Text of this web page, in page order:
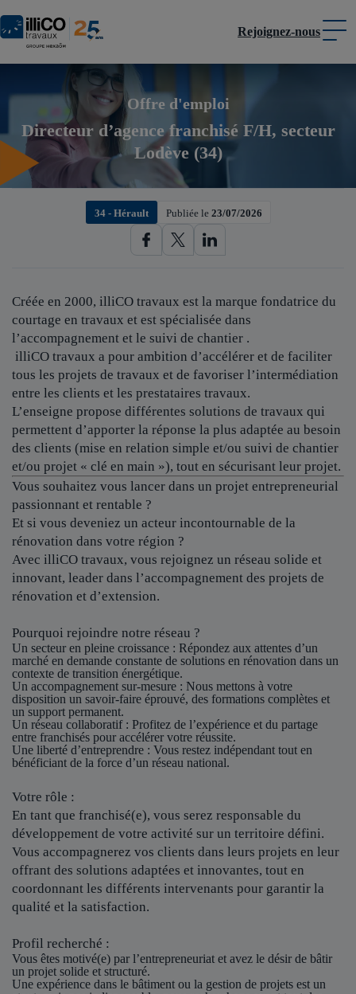
Panneau de gestion des cookies
Rejoignez-nous
Offre d'emploi
Directeur d’agence franchisé F/H, secteur
Lodève (34)
34 - Hérault Publiée le 23/07/2026
Créée en 2000, illiCO travaux est la marque fondatrice du
courtage en travaux et est spécialisée dans
l’accompagnement et le suivi de chantier .
illiCO travaux a pour ambition d’accélérer et de faciliter
tous les projets de travaux et de favoriser l’intermédiation
entre les clients et les prestataires travaux.
L’enseigne propose différentes solutions de travaux qui
permettent d’apporter la réponse la plus adaptée au besoin
des clients (mise en relation simple et/ou suivi de chantier
et/ou projet « clé en main »), tout en sécurisant leur projet.
Vous souhaitez vous lancer dans un projet entrepreneurial
passionnant et rentable ?
Et si vous deveniez un acteur incontournable de la
rénovation dans votre région ?
Avec illiCO travaux, vous rejoignez un réseau solide et
innovant, leader dans l’accompagnement des projets de
rénovation et d’extension.
Pourquoi rejoindre notre réseau ?
Un secteur en pleine croissance : Répondez aux attentes d’un
marché en demande constante de solutions en rénovation dans un
contexte de transition énergétique.
Un accompagnement sur-mesure : Nous mettons à votre
disposition un savoir-faire éprouvé, des formations complètes et
un support permanent.
Un réseau collaboratif: Profitez de l’expérience et du partage
entre franchisés pour accélérer votre réussite.
Une liberté d’entreprendre : Vous restez indépendant tout en
bénéficiant de la force d’un réseau national.
Votre rôle :
En tant que franchisé(e), vous serez responsable du
développement de votre activité sur un territoire défini.
Vous accompagnerez vos clients dans leurs projets en leur
offrant des solutions adaptées et innovantes, tout en
coordonnant les différents intervenants pour garantir la
qualité et la satisfaction.
Profil recherché :
Vous êtes motivé(e) par l’entrepreneuriat et avez le désir de bâtir
un projet solide et structuré.
Une expérience dans le bâtiment ou la gestion de projets est un